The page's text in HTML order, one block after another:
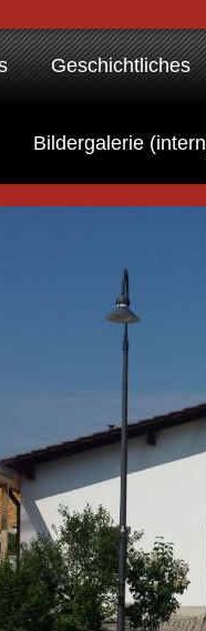
Geschichtliches
Bildergalerie